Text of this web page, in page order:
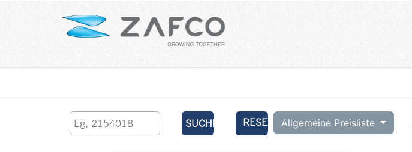
SUCHEN RESET Allgemeine Preisliste